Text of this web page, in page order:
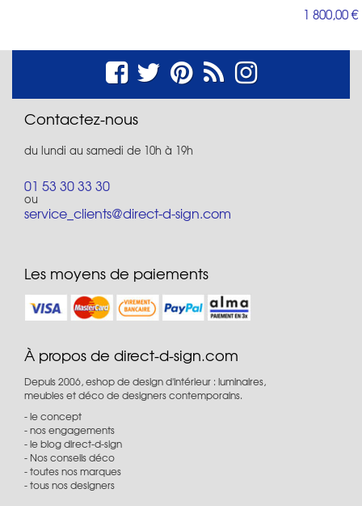
1 800,00 €
Contactez-nous
du lundi au samedi de 10h à 19h
01 53 30 33 30
ou
service_clients@direct-d-sign.com
Les moyens de paiements
À propos de direct-d-sign.com
Depuis 2006, eshop de design d'intérieur : luminaires,
meubles et déco de designers contemporains.
le concept
nos engagements
le blog direct-d-sign
Nos conseils déco
toutes nos marques
tous nos designers